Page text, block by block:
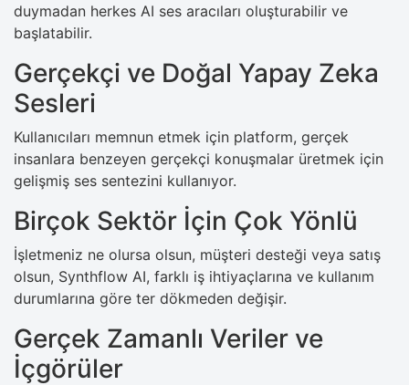
duymadan herkes AI ses aracıları oluşturabilir ve
başlatabilir.
Gerçekçi ve Doğal Yapay Zeka
Sesleri
Kullanıcıları memnun etmek için platform, gerçek
insanlara benzeyen gerçekçi konuşmalar üretmek için
gelişmiş ses sentezini kullanıyor.
Birçok Sektör İçin Çok Yönlü
İşletmeniz ne olursa olsun, müşteri desteği veya satış
olsun, Synthflow AI, farklı iş ihtiyaçlarına ve kullanım
durumlarına göre ter dökmeden değişir.
Gerçek Zamanlı Veriler ve
İçgörüler